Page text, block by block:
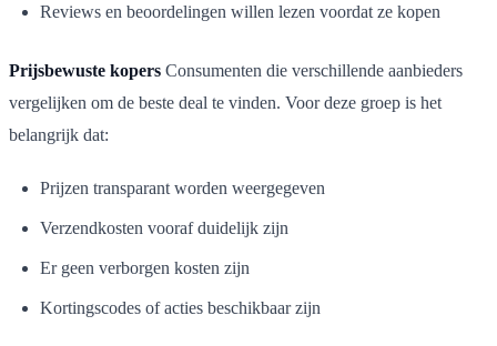
Reviews en beoordelingen willen lezen voordat ze kopen
Prijsbewuste kopers Consumenten die verschillende aanbieders
vergelijken om de beste deal te vinden. Voor deze groep is het
belangrijk dat:
Prijzen transparant worden weergegeven
Verzendkosten vooraf duidelijk zijn
Er geen verborgen kosten zijn
Kortingscodes of acties beschikbaar zijn